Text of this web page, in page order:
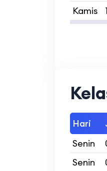
Kamis
Hari
Senin
Senin